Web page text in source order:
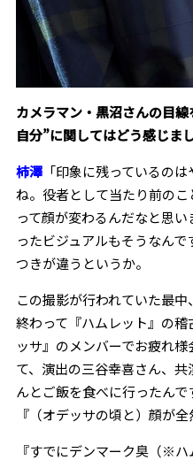
――カメラマン・黒沼さんの目
自分”に関してはどう感じま
柿澤「印象に残っているの
ね。役者として当たり前の
って顔が変わるんだなと思
ったビジュアルもそうなん
つきが違うというか。
この撮影が行われていた最
終わって『ハムレット』の
ッサ』のメンバーでお疲れ
て、演出の三谷幸喜さん、
んとご飯を食べに行ったん
『（オデッサの頃と）顔が
『すでにデンマーク臭（※